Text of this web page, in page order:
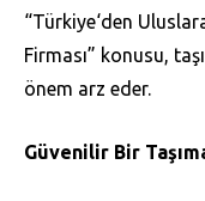
“Türkiye‘den
Firması” konusu,
önem arz eder.
Güvenilir Bir